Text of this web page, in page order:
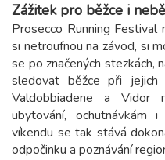
Zážitek pro běžce i
Prosecco Running
si netroufnou na závod, si
se po značených stezkách,
sledovat běžce při jejich
Valdobbiadene a Vidor
ubytování, ochutnávkám
víkendu se tak stává
odpočinku a poznávání